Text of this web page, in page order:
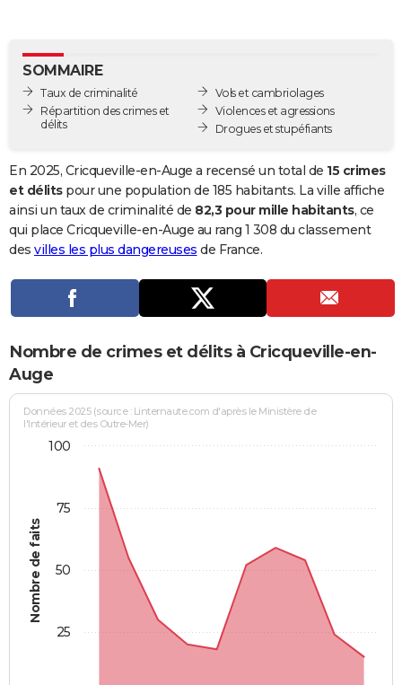
GUIDES D'ACHAT
BONS PLANS
CARTE DE VOEUX
Carte de Noël
Carte Bonne année
Carte Saint-Valentin
Carte Pâques
Carte d'anniversaire
DICTIONNAIRE
Dictionnaire
Biographies
Citations
Expressions
Proverbes
PROGRAMME TV
COPAINS D'AVANT
AVIS DE DÉCÈS
Bricolage
Lifestyle
Culture
Sport
Auto
Television
Voyage
Cinema
SOMMAIRE
Taux de criminalité
Répartition des crimes et
délits
Vols et cambriolages
Violences et agressions
Drogues et stupéfiants
En 2025, Cricqueville-en-Auge a recensé un total de 15 crimes
et délitspour une population de 185 habitants. La ville affiche
ainsi un taux de criminalité de 82,3 pour mille habitants, ce
qui place Cricqueville-en-Auge au rang 1 308 du classement
des villes les plus dangereuses de France.
Nombre de crimes et délits à Cricqueville-en-
Auge
Nombre de faits
Données 2025 (source : Linternaute.com d'après le Ministère de
l'Intérieur et des Outre-Mer)
25
50
75
100